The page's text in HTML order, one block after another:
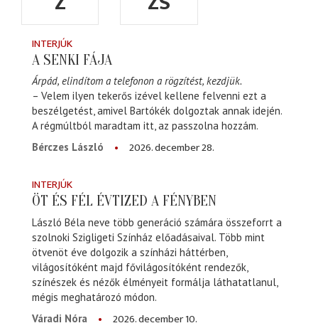
INTERJÚK
A SENKI FÁJA
Árpád, elindítom a telefonon a rögzítést, kezdjük.
– Velem ilyen tekerős izével kellene felvenni ezt a
beszélgetést, amivel Bartókék dolgoztak annak idején.
A régmúltból maradtam itt, az passzolna hozzám.
Bérczes László
2026. december 28.
INTERJÚK
ÖT ÉS FÉL ÉVTIZED A FÉNYBEN
László Béla neve több generáció számára összeforrt a
szolnoki Szigligeti Színház előadásaival. Több mint
ötvenöt éve dolgozik a színházi háttérben,
világosítóként majd fővilágosítóként rendezők,
színészek és nézők élményeit formálja láthatatlanul,
mégis meghatározó módon.
Váradi Nóra
2026. december 10.